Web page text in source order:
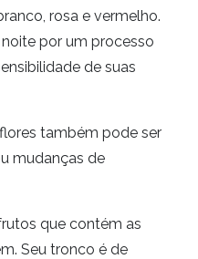
rosa e vermelho.
por um processo
de suas
também pode ser
mudanças de
que contém as
Seu tronco é de